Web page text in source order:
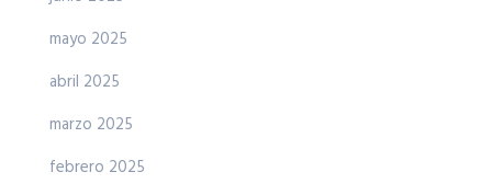
mayo 2025
abril 2025
marzo 2025
febrero 2025